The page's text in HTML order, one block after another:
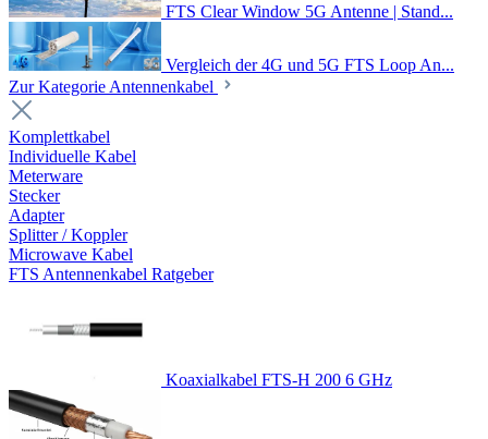
FTS Clear Window 5G Antenne | Stand...
Vergleich der 4G und 5G FTS Loop An...
Zur Kategorie Antennenkabel
Komplettkabel
Individuelle Kabel
Meterware
Stecker
Adapter
Splitter / Koppler
Microwave Kabel
FTS Antennenkabel Ratgeber
Koaxialkabel FTS-H 200 6 GHz